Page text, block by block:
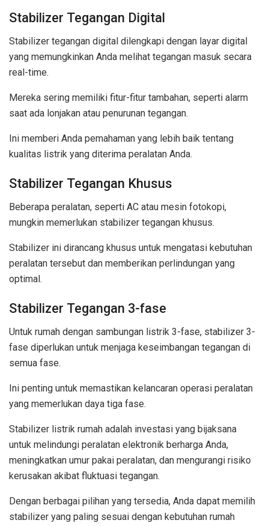
Stabilizer Tegangan Digital
Stabilizer tegangan digital dilengkapi dengan layar digital
yang memungkinkan Anda melihat tegangan masuk secara
real-time.
Mereka sering memiliki fitur-fitur tambahan, seperti alarm
saat ada lonjakan atau penurunan tegangan.
Ini memberi Anda pemahaman yang lebih baik tentang
kualitas listrik yang diterima peralatan Anda.
Stabilizer Tegangan Khusus
Beberapa peralatan, seperti AC atau mesin fotokopi,
mungkin memerlukan stabilizer tegangan khusus.
Stabilizer ini dirancang khusus untuk mengatasi kebutuhan
peralatan tersebut dan memberikan perlindungan yang
optimal.
Stabilizer Tegangan 3-fase
Untuk rumah dengan sambungan listrik 3-fase, stabilizer 3-
fase diperlukan untuk menjaga keseimbangan tegangan di
semua fase.
Ini penting untuk memastikan kelancaran operasi peralatan
yang memerlukan daya tiga fase.
Stabilizer listrik rumah adalah investasi yang bijaksana
untuk melindungi peralatan elektronik berharga Anda,
meningkatkan umur pakai peralatan, dan mengurangi risiko
kerusakan akibat fluktuasi tegangan.
Dengan berbagai pilihan yang tersedia, Anda dapat memilih
stabilizer yang paling sesuai dengan kebutuhan rumah